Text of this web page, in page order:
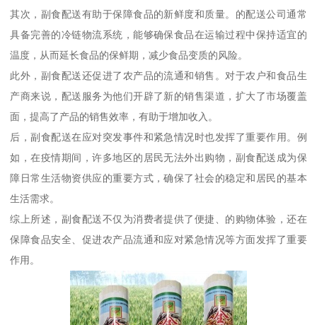
其次，副食配送有助于保障食品的新鲜度和质量。的配送公司通常
具备完善的冷链物流系统，能够确保食品在运输过程中保持适宜的
温度，从而延长食品的保鲜期，减少食品变质的风险。
此外，副食配送还促进了农产品的流通和销售。对于农户和食品生
产商来说，配送服务为他们开辟了新的销售渠道，扩大了市场覆盖
面，提高了产品的销售效率，有助于增加收入。
后，副食配送在应对突发事件和紧急情况时也发挥了重要作用。例
如，在疫情期间，许多地区的居民无法外出购物，副食配送成为保
障日常生活物资供应的重要方式，确保了社会的稳定和居民的基本
生活需求。
综上所述，副食配送不仅为消费者提供了便捷、的购物体验，还在
保障食品安全、促进农产品流通和应对紧急情况等方面发挥了重要
作用。